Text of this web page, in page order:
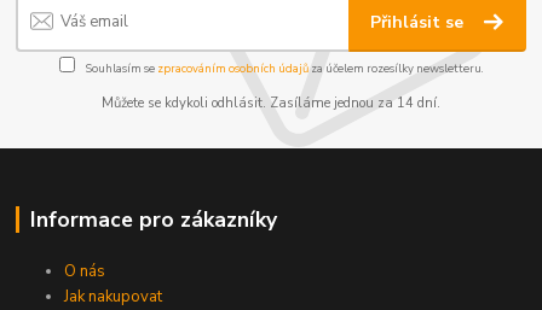
Přihlásit se
Souhlasím se zpracováním osobních údajůza účelem rozesílky newsletteru.
Můžete se kdykoli odhlásit. Zasíláme jednou za 14 dní.
Informace pro zákazníky
O nás
Jak nakupovat